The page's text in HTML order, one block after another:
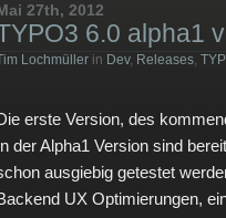
27th, 2012
6.0 alpha1
Lochmüller in Dev, Releases,
erste Version, des
der Alpha1 Version sind
ausgiebig getestet
UX Optimierungen,